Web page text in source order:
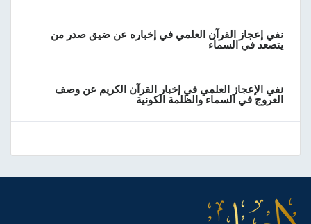
نفي إعجاز القرآن العلمي في إخباره عن ضيق صدر من
يتصعد في السماء
نفي الإعجاز العلمي في إخبار القرآن الكريم عن وصف
العروج في السماء والظلمة الكونية